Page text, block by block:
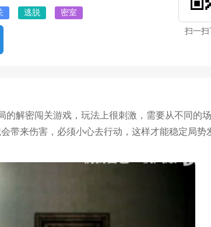
逃脱 密室
扫一
解密闯关游戏，玩法上很刺激，需要从不同的
带来伤害，必须小心去行动，这样才能稳定局势